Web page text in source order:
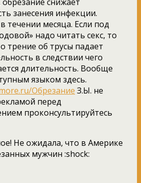
занесения инфекции.
течении месяца. Если под
надо читать секс, то
трение об трусы падает
в следствии чего
длительность. Вообще
языком здесь.
Обрезание З.Ы. не
перед
проконсультируйтесь
Не ожидала, что в Америке
мужчин :shock: